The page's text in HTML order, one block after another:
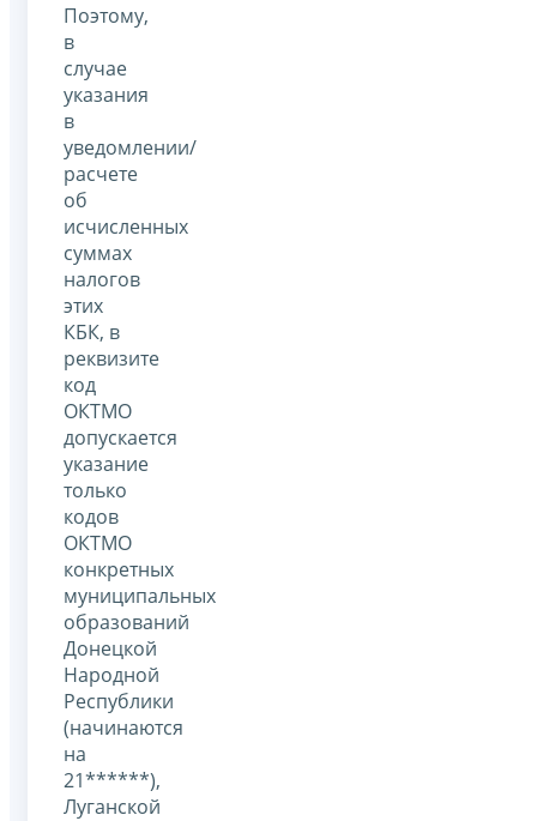
Поэтому,
в
случае
указания
в
уведомлении/
расчете
об
исчисленных
суммах
налогов
этих
КБК, в
реквизите
код
ОКТМО
допускается
указание
только
кодов
ОКТМО
конкретных
муниципальных
образований
Донецкой
Народной
Республики
(начинаются
на
21******),
Луганской